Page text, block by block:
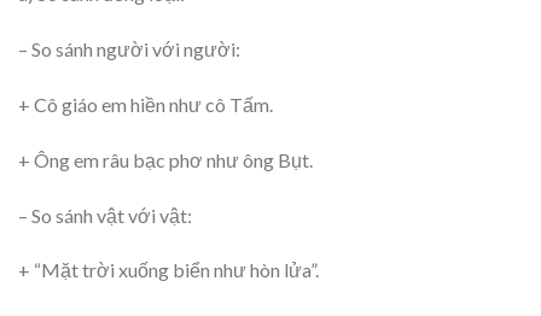
– So sánh người với người:
+ Cô giáo em hiền như cô Tấm.
+ Ông em râu bạc phơ như ông Bụt.
– So sánh vật với vật:
+ “Mặt trời xuống biển như hòn lửa”.